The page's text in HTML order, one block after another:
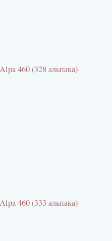
460 (328 альпака)
460 (333 альпака)